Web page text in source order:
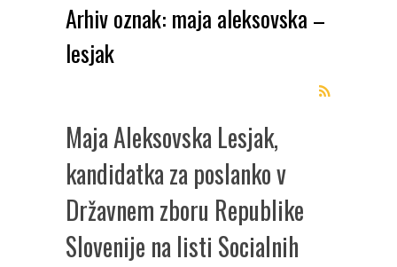
Arhiv oznak: maja aleksovska –
lesjak
Maja Aleksovska Lesjak,
kandidatka za poslanko v
Državnem zboru Republike
Slovenije na listi Socialnih